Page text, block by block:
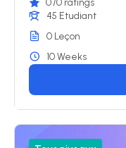
45 Etudiant
0 Leçon
10 Weeks